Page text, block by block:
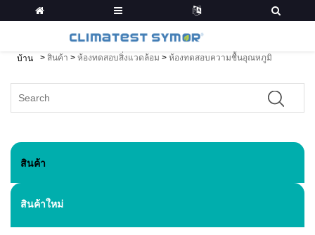
บ้าน > สินค้า > ห้องทดสอบสิ่งแวดล้อม > ห้องทดสอบความชื้นอุณหภูมิ
สินค้า
สินค้าใหม่